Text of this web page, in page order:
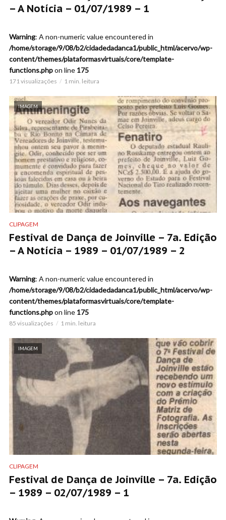
– A Notícia – 01/07/1989 – 1
Warning: A non-numeric value encountered in
/home/storage/9/08/b2/cidadedadanca1/public_html/acervo/wp-
content/themes/plataformasvirtuais/core/template-
functions.phpon line 175
171 visualizações 1 min. leitura
IMAGEM
CLIPAGEM
Festival de Dança de Joinville – 7a. Edição
– A Notícia – 1989 – 01/07/1989 – 2
Warning: A non-numeric value encountered in
/home/storage/9/08/b2/cidadedadanca1/public_html/acervo/wp-
content/themes/plataformasvirtuais/core/template-
functions.phpon line 175
85 visualizações 1 min. leitura
IMAGEM
CLIPAGEM
Festival de Dança de Joinville – 7a. Edição
– 1989 – 02/07/1989 – 1